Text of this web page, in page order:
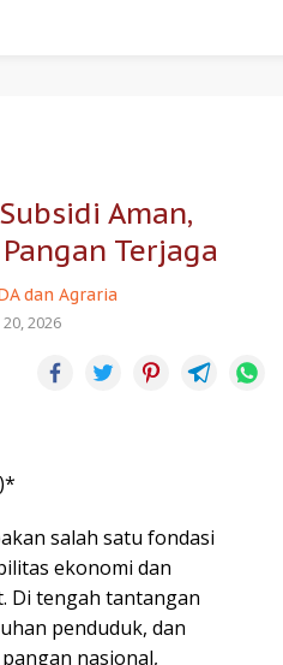
Aman,
Terjaga
dan Agraria
20, 2026
salah satu fondasi
ekonomi dan
Di tengah tantangan
penduduk, dan
nasional,